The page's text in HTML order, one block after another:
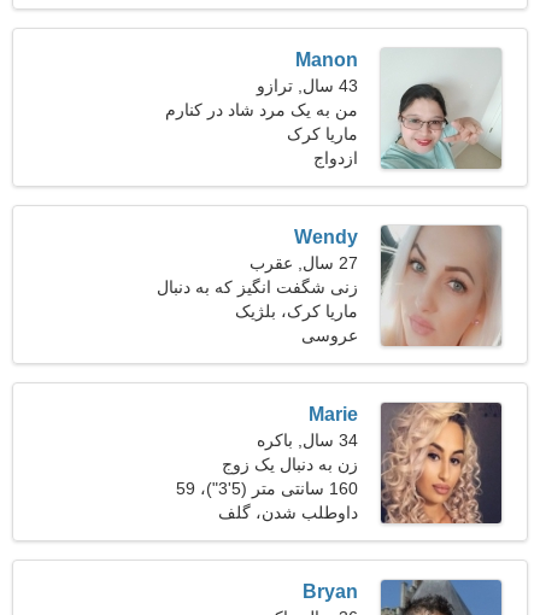
Manon
43 سال, ترازو
من به یک مرد شاد در کنارم
نیاز دارم
ماریا کرک
ازدواج
Wendy
27 سال, عقرب
زنی شگفت انگیز که به دنبال
یک رابطه واقعی است
ماریا کرک، بلژیک
عروسی
Marie
34 سال, باکره
زن به دنبال یک زوج
160 سانتی متر (5'3")، 59
کیلوگرم (130 پوند)
داوطلب شدن، گلف
Bryan